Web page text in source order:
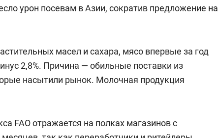
урон посевам в Азии, сократив предложение на
масел и сахара, мясо впервые за год
2,8%. Причина — обильные поставки из
насытили рынок. Молочная продукция
FAO отражается на полках магазинов с